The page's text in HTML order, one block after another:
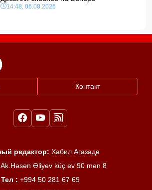
14:48, 06.08.2026
Контакт
редактор: Хабил Агазаде
Ak.Həsən Əliyev küç ev 90 mən 8
Тел : +994 50 281 67 69